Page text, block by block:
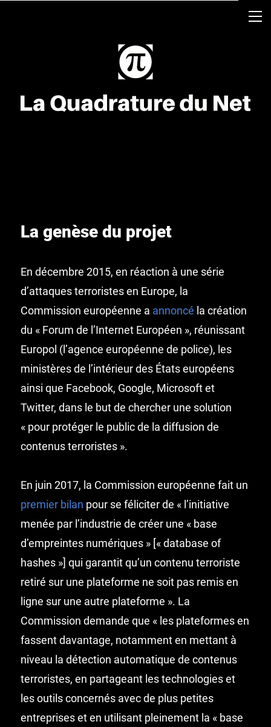
La genèse du projet
En décembre 2015, en réaction à une série
d’attaques terroristes en Europe, la
Commission européenne a annoncé la création
du « Forum de l’Internet Européen », réunissant
Europol (l’agence européenne de police), les
ministères de l’intérieur des États européens
ainsi que Facebook, Google, Microsoft et
Twitter, dans le but de chercher une solution
« pour protéger le public de la diffusion de
contenus terroristes ».
En juin 2017, la Commission européenne fait un
premier bilan pour se féliciter de « l’initiative
menée par l’industrie de créer une « base
d’empreintes numériques » [« database of
hashes »] qui garantit qu’un contenu terroriste
retiré sur une plateforme ne soit pas remis en
ligne sur une autre plateforme ». La
Commission demande que « les plateformes en
fassent davantage, notamment en mettant à
niveau la détection automatique de contenus
terroristes, en partageant les technologies et
les outils concernés avec de plus petites
entreprises et en utilisant pleinement la « base